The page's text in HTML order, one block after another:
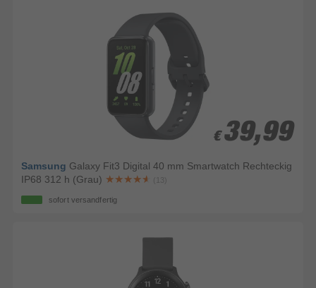
€ 39,99
€ 39,99
Samsung Galaxy Fit3 Digital 40 mm Smartwatch Rechteckig
IP68 312 h (Grau)
(13)
sofort versandfertig